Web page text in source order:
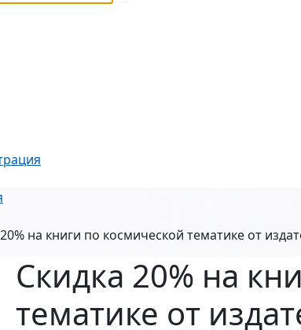
на книги по космической тематике от
Скидка 20% на
тематике от